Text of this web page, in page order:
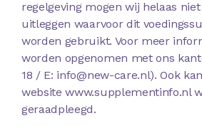
regelgeving mogen wij helaas
uitleggen waarvoor dit
worden gebruikt. Voor meer
worden opgenomen met ons
18 / E: info@new-care.nl). Ook
website www.supplementinfo.nl
geraadpleegd.